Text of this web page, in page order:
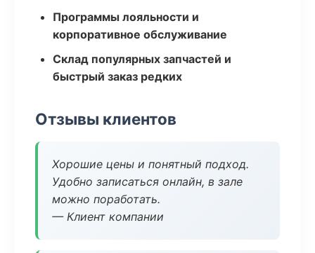
Программы лояльности и
корпоративное обслуживание
Склад популярных запчастей и
быстрый заказ редких
Отзывы клиентов
Хорошие цены и понятный подход.
Удобно записаться онлайн, в зале
можно поработать.
— Клиент компании